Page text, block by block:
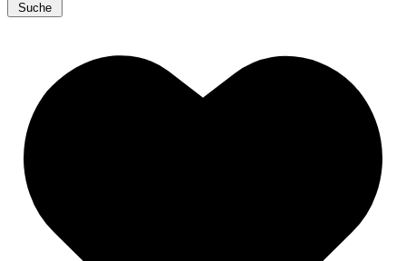
Suche